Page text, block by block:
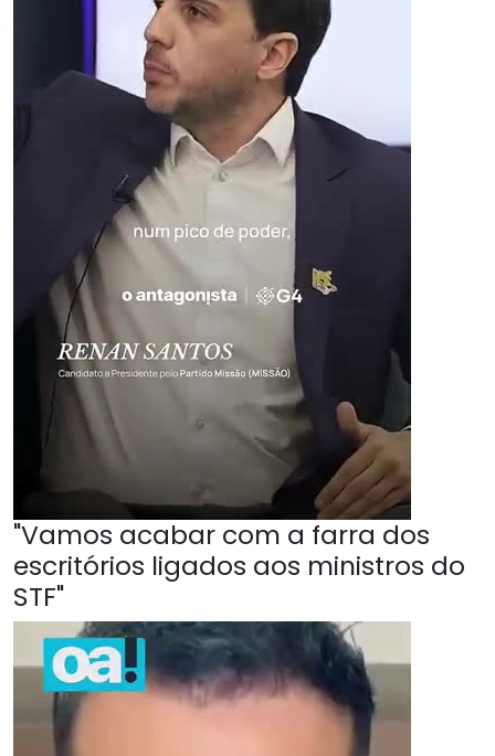
"Vamos acabar com a farra dos
escritórios ligados aos ministros do
STF"